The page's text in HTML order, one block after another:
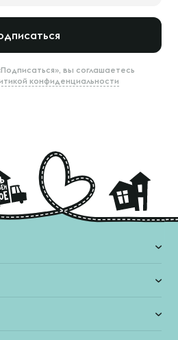
вы соглашаетесь
конфиденциальности